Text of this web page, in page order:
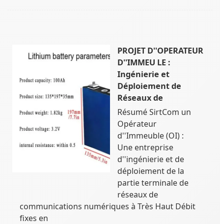
PROJET D''OPERATEUR
D''IMMEU LE :
Ingénierie et
Déploiement de
Réseaux de
Résumé SirtCom un
Opérateur
d''Immeuble (OI) :
Une entreprise
d''ingénierie et de
déploiement de la
partie terminale de
réseaux de
communications numériques à Très Haut Débit
fixes en